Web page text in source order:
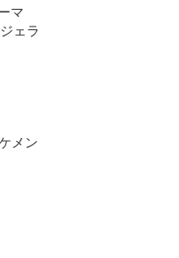
マ
ェラ
メン